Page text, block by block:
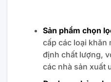
Sản phẩm chọn
cấp các loại khăn
định chất lượng,
các nhà sản xuất